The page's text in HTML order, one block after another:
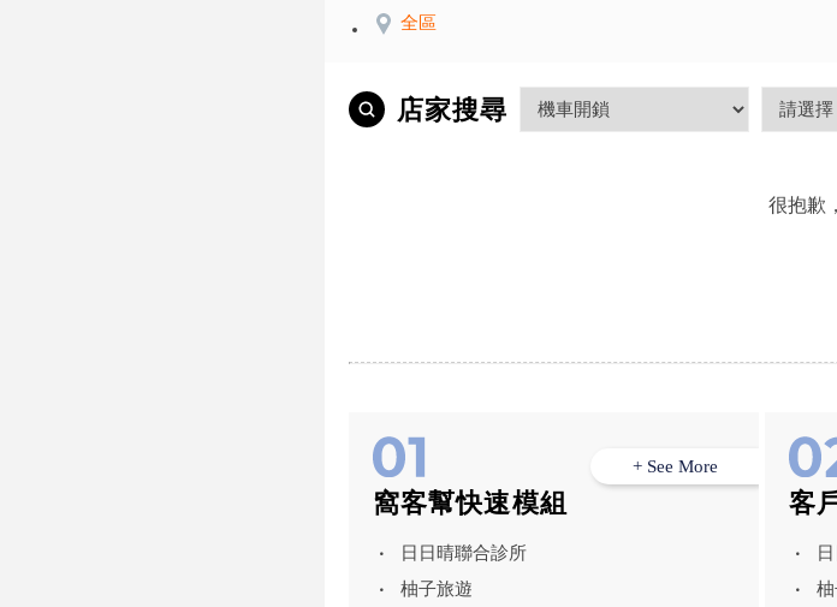
全區
店家搜尋
很抱歉
窩客幫快速模組
日日晴聯合診所
柚子旅遊
+ See More
客